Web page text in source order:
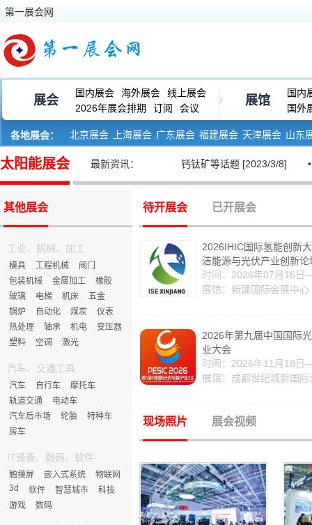
第一展会网
各地展会： 北京展会 上海展会 广东展会 福建展会 天津展会 山东
展会
国内展会 海外展会
线上展会
2026年展会排期
订阅 会议
展馆
国内
国外
太阳能展会 最新资讯：
创新展览会开幕，将聚焦整县推进、钙钛矿等话题 [2023/3/8] •
其他展会
工业、机械、加工
模具 工程机械
阀门
包装机械
金属加工
橡胶
玻璃
电梯 机床
五金
锅炉
自动化 煤炭
仪表
热处理
轴承 机电
变压器
塑料
空调 激光
汽车、交通工具
汽车 自行车
摩托车
轨道交通
电动车
汽车后市场
轮胎
特种车
房车
IT设备、数码、软件
触摸屏 嵌入式系统
物联网
3d
软件 智慧城市
科技
游戏
数码
待开展会 已开展会
2026IHIC国际氢能创新
洁能源与光伏产业创新
及智慧能源发展大
时间：2026年07月16日
展馆：新疆国际会展中心
2026年第九届中国国际
业大会
时间：2026年11月18日
展馆：成都世纪城新国际
现场照片 展会视频